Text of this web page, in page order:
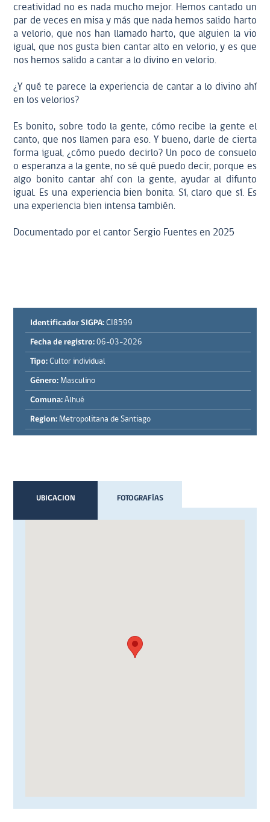
creatividad no es nada mucho mejor. Hemos cantado un
par de veces en misa y más que nada hemos salido harto
a velorio, que nos han llamado harto, que alguien la vio
igual, que nos gusta bien cantar alto en velorio, y es que
nos hemos salido a cantar a lo divino en velorio.
¿Y qué te parece la experiencia de cantar a lo divino ahí
en los velorios?
Es bonito, sobre todo la gente, cómo recibe la gente el
canto, que nos llamen para eso. Y bueno, darle de cierta
forma igual, ¿cómo puedo decirlo? Un poco de consuelo
o esperanza a la gente, no sé qué puedo decir, porque es
algo bonito cantar ahí con la gente, ayudar al difunto
igual. Es una experiencia bien bonita. Sí, claro que sí. Es
una experiencia bien intensa también.
Documentado por el cantor Sergio Fuentes en 2025
Identificador SIGPA: CI8599
Fecha de registro: 06-03-2026
Tipo: Cultor individual
Género: Masculino
Comuna: Alhué
Region: Metropolitana de Santiago
UBICACION FOTOGRAFÍAS